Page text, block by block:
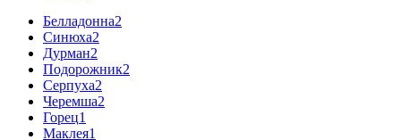
Белладонна2
Синюха2
Дурман2
Подорожник2
Серпуха2
Черемша2
Горец1
Маклея1